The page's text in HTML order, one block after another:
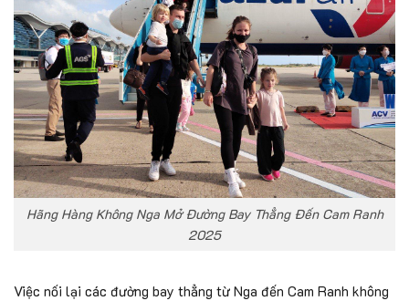
Hãng Hàng Không Nga Mở Đường Bay Thẳng Đến Cam Ranh
2025
Việc nối lại các đường bay thẳng từ Nga đến Cam Ranh không